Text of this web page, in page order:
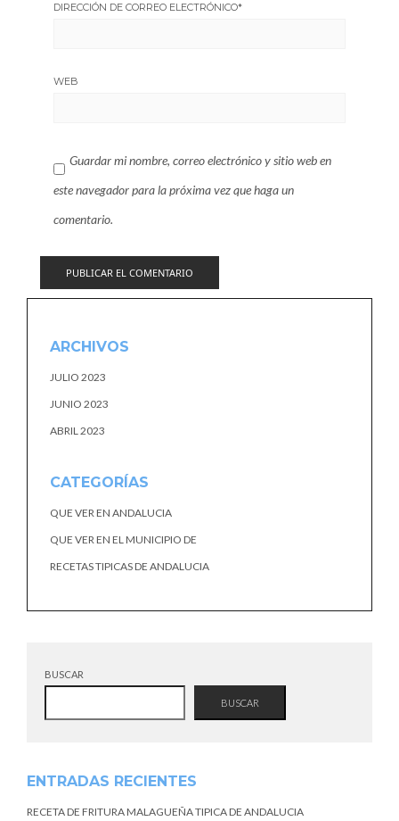
DIRECCIÓN DE CORREO ELECTRÓNICO*
WEB
Guardar mi nombre, correo electrónico y sitio web en
este navegador para la próxima vez que haga un
comentario.
ARCHIVOS
JULIO 2023
JUNIO 2023
ABRIL 2023
CATEGORÍAS
QUE VER EN ANDALUCIA
QUE VER EN EL MUNICIPIO DE
RECETAS TIPICAS DE ANDALUCIA
BUSCAR
BUSCAR
ENTRADAS RECIENTES
RECETA DE FRITURA MALAGUEÑA TIPICA DE ANDALUCIA